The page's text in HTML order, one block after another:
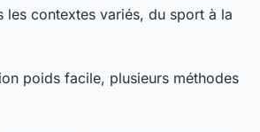
les contextes variés, du sport à la
poids facile, plusieurs méthodes